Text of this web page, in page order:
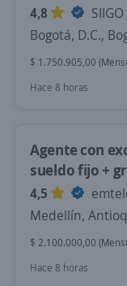
4,8
SIIGO
Bogotá, D.C.,
$ 1.750.905,00
Hace 8 horas
Agente con
sueldo fijo +
4,5
Medellín,
$ 2.100.000,00
Hace 8 horas